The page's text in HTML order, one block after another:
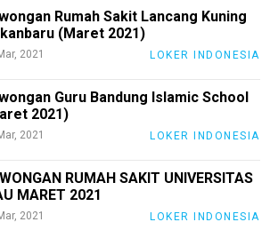
Rumah Sakit Lancang Kuning
(Maret 2021)
2021 LOKER INDONESIA
Guru Bandung Islamic School
2021)
2021 LOKER INDONESIA
RUMAH SAKIT UNIVERSITAS
MARET 2021
2021 LOKER INDONESIA